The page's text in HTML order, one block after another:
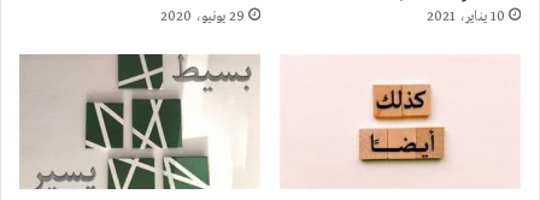
10 يناير، 2021 29 يونيو، 2020